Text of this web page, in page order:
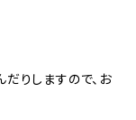
りしますので、お